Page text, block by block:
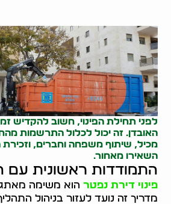
לפני תחילת הפינוי, חשוב להקדיש
האובדן. זה יכול לכלול התרשמות
מכיל, שיתוף משפחה וחברים, וזכירת
השאירו מאחור.
התמודדות ראשונית עם
פינוי דירת נפטר הוא משימה
מדריך זה נועד לעזור בניהול